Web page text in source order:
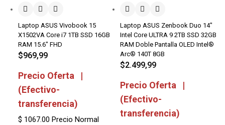
Laptop ASUS Vivobook 15
X1502VA Core i7 1TB SSD 16GB
RAM 15.6″ FHD
$969,99
Precio Oferta |
(Efectivo-
transferencia)
$ 1067.00 Precio Normal
Laptop ASUS Zenbook Duo 14″
Intel Core ULTRA 9 2TB SSD 32GB
RAM Doble Pantalla OLED Intel®
Arc® 140T 8GB
$2.499,99
Precio Oferta |
(Efectivo-
transferencia)